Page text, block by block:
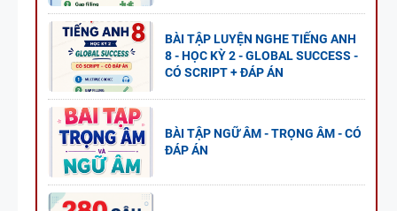
BÀI TẬP LUYỆN NGHE TIẾNG ANH
8 - HỌC KỲ 2 - GLOBAL SUCCESS -
CÓ SCRIPT + ĐÁP ÁN
BÀI TẬP NGỮ ÂM - TRỌNG ÂM - CÓ
ĐÁP ÁN